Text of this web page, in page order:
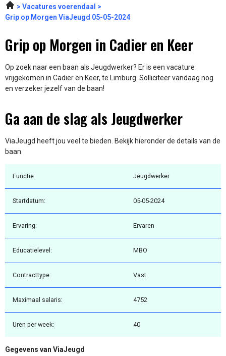
Vacatures voerendaal
Grip op Morgen ViaJeugd 05-05-2024
Grip op Morgen in Cadier en Keer
Op zoek naar een baan als Jeugdwerker? Er is een vacature
vrijgekomen in Cadier en Keer, te Limburg. Solliciteer vandaag nog
en verzeker jezelf van de baan!
Ga aan de slag als Jeugdwerker
ViaJeugd heeft jou veel te bieden. Bekijk hieronder de details van de
baan
Functie: Jeugdwerker
Startdatum: 05-05-2024
Ervaring: Ervaren
Educatielevel: MBO
Contracttype: Vast
Maximaal salaris: 4752
Uren per week: 40
Gegevens van ViaJeugd